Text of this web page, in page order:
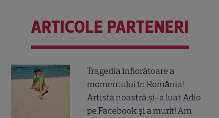
ARTICOLE PARTENERI
Tragedia înfiorătoare a
momentului în România!
Artista noastră și-a luat Adio
pe Facebook și a murit! Am